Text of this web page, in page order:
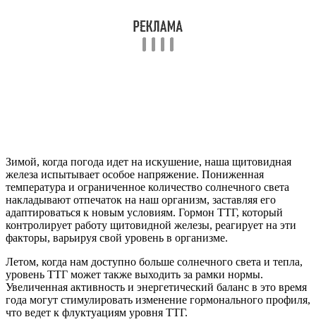
Зимой, когда погода идет на искушение, наша щитовидная
железа испытывает особое напряжение. Пониженная
температура и ограниченное количество солнечного света
накладывают отпечаток на наш организм, заставляя его
адаптироваться к новым условиям. Гормон ТТГ, который
контролирует работу щитовидной железы, реагирует на эти
факторы, варьируя свой уровень в организме.
Летом, когда нам доступно больше солнечного света и тепла,
уровень ТТГ может также выходить за рамки нормы.
Увеличенная активность и энергетический баланс в это время
года могут стимулировать изменение гормонального профиля,
что ведет к флуктуациям уровня ТТГ.